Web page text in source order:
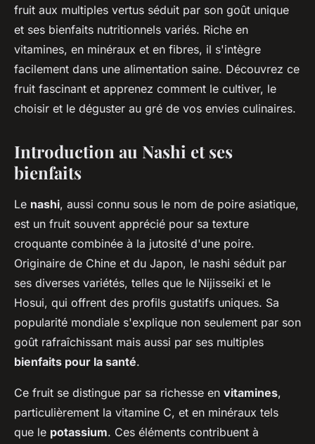
fruit aux multiples vertus séduit par son goût unique
et ses bienfaits nutritionnels variés. Riche en
vitamines, en minéraux et en fibres, il s'intègre
facilement dans une alimentation saine. Découvrez ce
fruit fascinant et apprenez comment le cultiver, le
choisir et le déguster au gré de vos envies culinaires.
Introduction au Nashi et ses
bienfaits
Le nashi, aussi connu sous le nom de poire asiatique,
est un fruit souvent apprécié pour sa texture
croquante combinée à la jutosité d'une poire.
Originaire de Chine et du Japon, le nashi séduit par
ses diverses variétés, telles que le Nijisseiki et le
Hosui, qui offrent des profils gustatifs uniques. Sa
popularité mondiale s'explique non seulement par son
goût rafraîchissant mais aussi par ses multiples
bienfaits pour la santé.
Ce fruit se distingue par sa richesse en vitamines,
particulièrement la vitamine C, et en minéraux tels
que le potassium. Ces éléments contribuent à